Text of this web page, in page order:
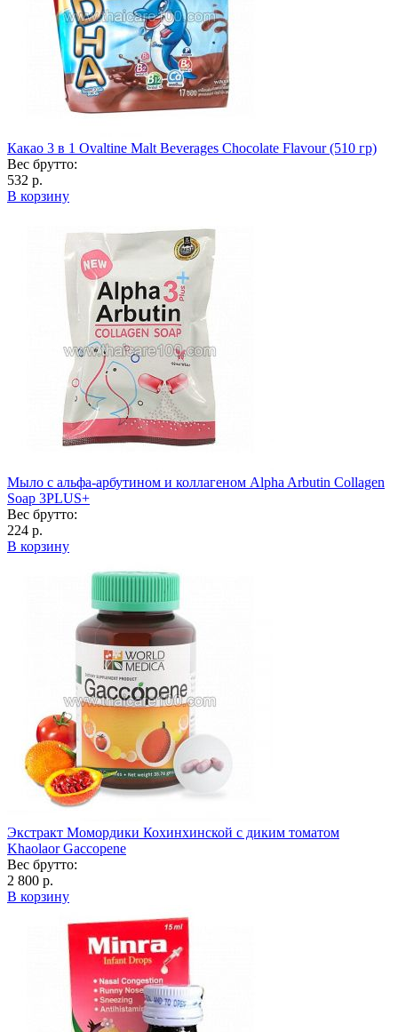
Какао 3 в 1 Ovaltine Malt Beverages Chocolate Flavour (510 гр)
Вес брутто:
532 р.
В корзину
Мыло с альфа-арбутином и коллагеном Alpha Arbutin Collagen
Soap 3PLUS+
Вес брутто:
224 р.
В корзину
Экстракт Момордики Кохинхинской с диким томатом
Khaolaor Gaccopene
Вес брутто:
2 800 р.
В корзину